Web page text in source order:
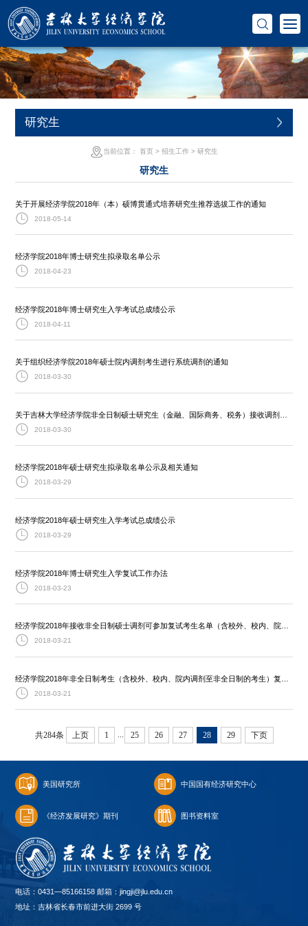
研究生
当前位置： 首页> 招生工作> 研究生
研究生
关于开展经济学院2018年（本）硕博贯通式培养研究生推荐选拔工作的通知
2018-05-14
经济学院2018年博士研究生拟录取名单公示
2018-04-23
经济学院2018年博士研究生入学考试总成绩公示
2018-04-11
关于组织经济学院2018年硕士院内调剂考生进行系统调剂的通知
2018-03-30
2018-03-30
经济学院2018年硕士研究生拟录取名单公示及相关通知
2018-03-29
经济学院2018年硕士研究生入学考试总成绩公示
2018-03-29
经济学院2018年博士研究生入学复试工作办法
2018-03-23
2018-03-21
2018-03-21
共284条 上页 1 ... 25 26 27 28 29 下页
美国研究所 中国国有经济研究中心
《经济发展研究》期刊 图书资料室
电话：0431—85166158 邮箱：jingji@jlu.edu.cn
地址：吉林省长春市前进大街 2699 号